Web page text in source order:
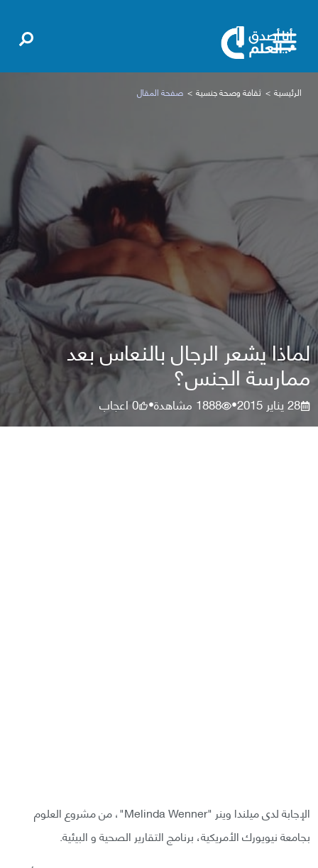
الرئيسية ثقافة وصحة جنسية صفحة المقال
لماذا يشعر الرجال بالنعاس بعد
ممارسة الجنس؟
28 يناير 2015 •
1888 مشاهدة•
0اعجاب
الإجابة لدى ميلندا وينر "Melinda Wenner"، من مشروع العلوم
بجامعة نيويورك الأمريكية، برنامج التقارير الصحية و البيئية.